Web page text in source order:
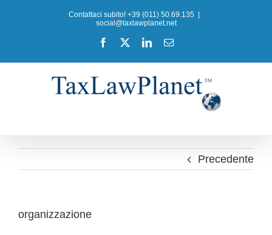
Contattaci subito! +39 (011) 50.69.135
social@taxlawplanet.net
Facebook LinkedInEmail
Precedente
organizzazione